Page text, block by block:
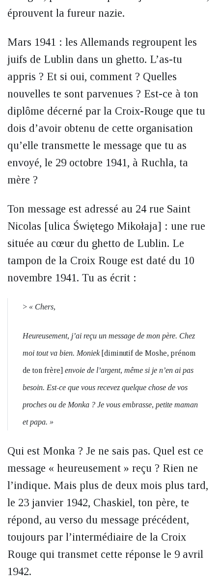
éprouvent la fureur nazie.
Mars 1941 : les Allemands regroupent les
juifs de Lublin dans un ghetto. L’as-tu
appris ? Et si oui, comment ? Quelles
nouvelles te sont parvenues ? Est-ce à ton
diplôme décerné par la Croix-Rouge que tu
dois d’avoir obtenu de cette organisation
qu’elle transmette le message que tu as
envoyé, le 29 octobre 1941, à Ruchla, ta
mère ?
Ton message est adressé au 24 rue Saint
Nicolas [ulica Świętego Mikołaja] : une rue
située au cœur du ghetto de Lublin. Le
tampon de la Croix Rouge est daté du 10
novembre 1941. Tu as écrit :
> « Chers,
Heureusement, j’ai reçu un message de mon père. Chez
moi tout va bien. Moniek [diminutif de Moshe, prénom
de ton frère] envoie de l’argent, même si je n’en ai pas
besoin. Est-ce que vous recevez quelque chose de vos
proches ou de Monka ? Je vous embrasse, petite maman
et papa. »
Qui est Monka ? Je ne sais pas. Quel est ce
message « heureusement » reçu ? Rien ne
l’indique. Mais plus de deux mois plus tard,
le 23 janvier 1942, Chaskiel, ton père, te
répond, au verso du message précédent,
toujours par l’intermédiaire de la Croix
Rouge qui transmet cette réponse le 9 avril
1942.